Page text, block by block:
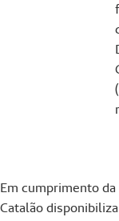
Em cumprimento da
Catalão